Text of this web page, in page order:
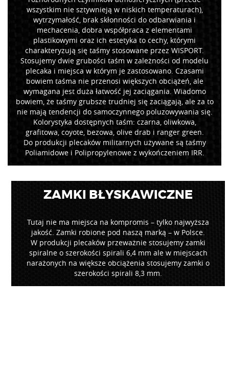
wszystkim nie sztywnieją w niskich temperaturach),
wytrzymałość, brak skłonności do odbarwiania i
mechacenia, dobra współpraca z elementami
plastikowymi oraz ich estetyka to cechy, którymi
charakteryzują się taśmy stosowane przez WISPORT.
Stosujemy dwie grubości taśm w zależności od modelu
plecaka i miejsca w którym je zastosowano. Czasami
bowiem taśma nie przenosi większych obciążeń, ale
wymagana jest duża łatwość jej zaciągania. Wiadomo
bowiem, że taśmy grubsze trudniej się zaciągają, ale za to
nie mają tendencji do samoczynnego poluzowywania się.
Kolorystyka dostępnych taśm: czarna, oliwkowa,
grafitowa, coyote, bezowa, olive drab i ranger green.
Do produkcji plecaków militarnych używane są taśmy
Poliamidowe i Polipropylenowe z wykończeniem IRR.
ZAMKI BŁYSKAWICZNE
Tutaj nie ma miejsca na kompromis – tylko najwyższa
jakość. Zamki robione pod naszą marką – w Polsce.
W produkcji plecaków przeważnie stosujemy zamki
spiralne o szerokości spirali 6,4 mm ale w miejscach
narażonych na większe obciążenia stosujemy zamki o
szerokości spirali 8,3 mm.